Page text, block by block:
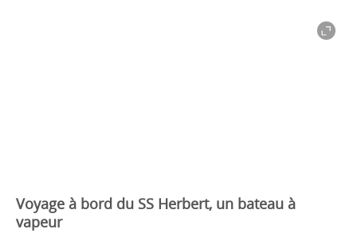
Voyage à bord du SS Herbert, un bateau à
vapeur